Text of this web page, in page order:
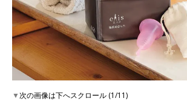
▼次の画像は下へスクロール (1/11)